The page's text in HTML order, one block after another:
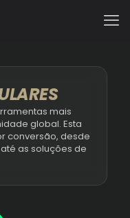
mais
global. Esta
conversão, desde
as soluções de